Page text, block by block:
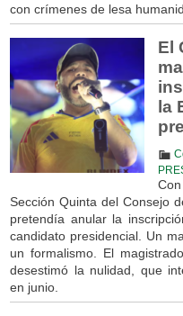
con crímenes de lesa
El
la
Sección Quinta del Consejo
pretendía anular la
candidato presidencial. Un
un formalismo. El
desestimó la nulidad, que
en junio.